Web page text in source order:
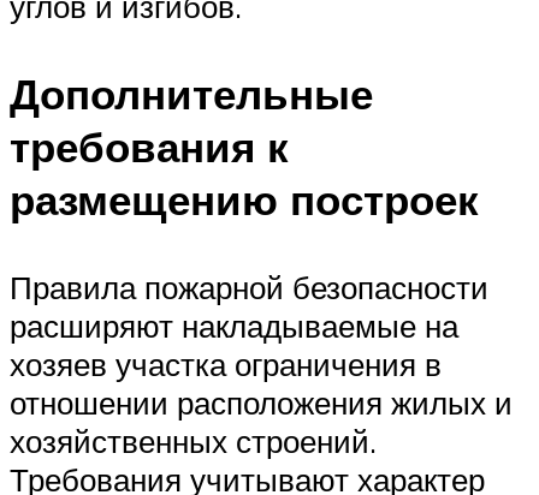
Дополнительные
требования к
размещению построек
Правила пожарной безопасности
расширяют накладываемые на
хозяев участка ограничения в
отношении расположения жилых и
хозяйственных строений.
Требования учитывают характер